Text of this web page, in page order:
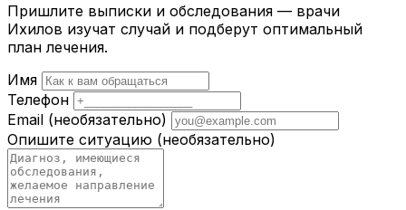
Пришлите выписки и обследования — врачи
Ихилов изучат случай и подберут оптимальный
план лечения.
Имя
Телефон
Email (необязательно)
Опишите ситуацию (необязательно)